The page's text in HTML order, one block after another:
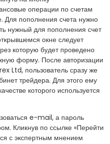
операции по счетам
Для пополнения счета нужно
нужный для пополнения счет
окне следует
которую будет проведено
форму. После авторизации
Ltd, пользователь сразу же
трейдера. Для этого ему
которого используется
e-mail, а пароль
Кликнув по ссылке «Перейти
с экспертным мнением